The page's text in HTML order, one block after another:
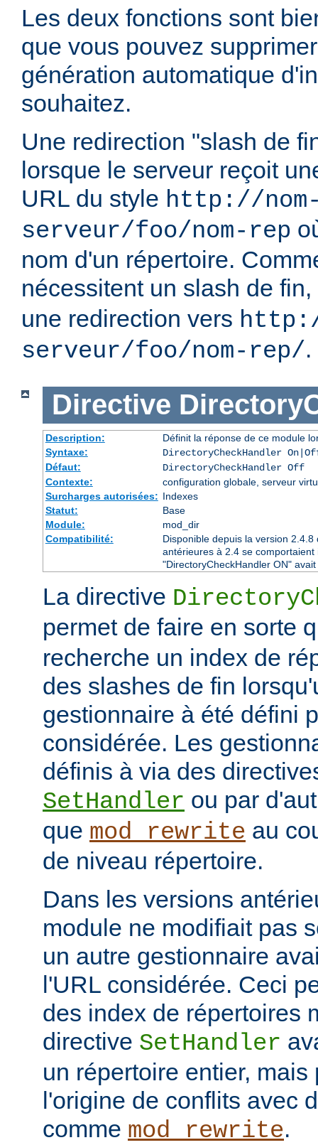
Les deux fonctions sont
que vous pouvez
génération automatique
souhaitez.
Une redirection "slash de
lorsque le serveur reçoit
URL du style http://
serveur/foo/nom-rep
nom d'un répertoire.
nécessitent un slash de fin,
une redirection vers
serveur/foo/nom-rep/.
Directive
Description:
Définit la réponse de ce module
Syntaxe:
DirectoryCheckHandler
Défaut:
DirectoryCheckHandler Off
Contexte:
configuration globale, serveur
Surcharges autorisées: Indexes
Statut:
Base
Module:
mod_dir
Compatibilité:
Disponible depuis la version
antérieures à 2.4 se
"DirectoryCheckHandler ON"
La directive
permet de faire en sorte
recherche un index de
des slashes de fin
gestionnaire à été défini
considérée. Les
définis à via des
SetHandler ou par
que mod_rewrite au
de niveau répertoire.
Dans les versions
module ne modifiait pas
un autre gestionnaire
l'URL considérée. Ceci
des index de répertoires
directive SetHandler
un répertoire entier,
l'origine de conflits avec
comme mod_rewrite.